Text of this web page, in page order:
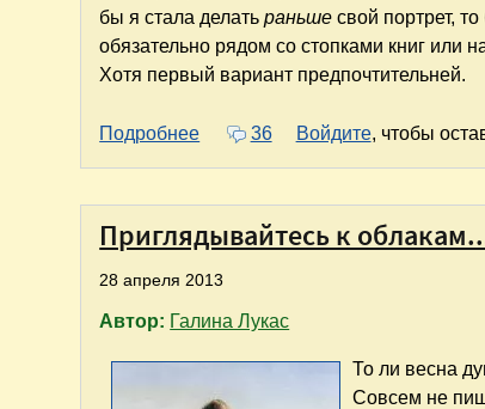
бы я стала делатьраньше свой портрет,
обязательно рядом со стопками книг или
Хотя первый вариант предпочтительней.
Подробнее о Дама в очках и с книгой в
36 Войдите, чтобы
Приглядывайтесь к
28 апреля 2013
Автор: Галина Лукас
То ли весна
Совсем не